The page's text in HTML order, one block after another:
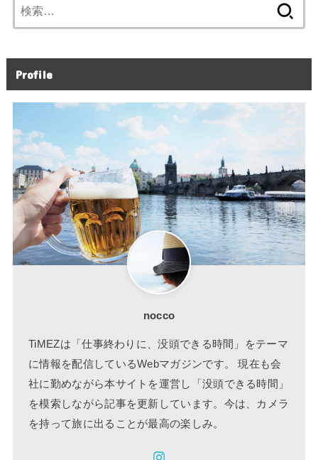
索:
Profile
nocco
TiMEZは「仕事終わりに、没頭できる時間」をテーマ
に情報を配信しているWebマガジンです。 現在も会
社に勤めながら本サイトを運営し「没頭できる時間」
を模索しながら記事を更新しています。今は、カメラ
を持って旅に出ることが最高の楽しみ。